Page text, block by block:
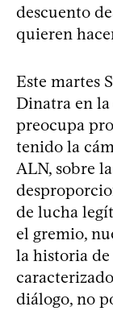
descuento
quieren
Este martes
Dinatra en la
preocupa
tenido la
ALN, sobre
de lucha
el gremio,
la historia
diálogo, no